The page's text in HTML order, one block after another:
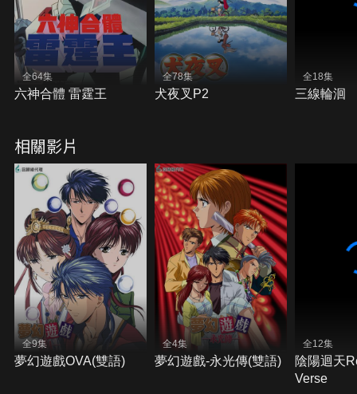
全64集
六神合體 雷霆王
全78集
犬夜叉P2
全18集
三線輪洄
相關影片
全9集
夢幻遊戲OVA(雙語)
全4集
夢幻遊戲-永光傳(雙語)
全12集
陰陽迴天
Verse